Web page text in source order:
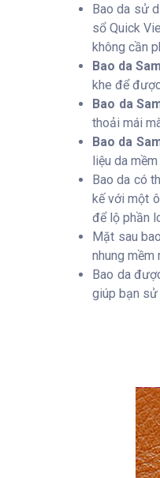
Bao da sử
sổ Quick
không cần
Bao da
khe để được
Bao da
thoải mái
Bao da
liệu da
Bao da có
kế với một
để lộ phần
Mặt sau
nhung mềm
Bao da
giúp bạn sử